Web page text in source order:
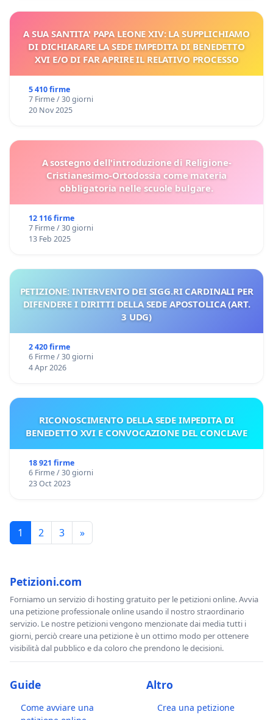
A SUA SANTITA' PAPA LEONE XIV: LA SUPPLICHIAMO
DI DICHIARARE LA SEDE IMPEDITA DI BENEDETTO
XVI E/O DI FAR APRIRE IL RELATIVO PROCESSO
5 410 firme
7 Firme / 30 giorni
20 Nov 2025
A sostegno dell'introduzione di Religione-
Cristianesimo-Ortodossia come materia
obbligatoria nelle scuole bulgare.
12 116 firme
7 Firme / 30 giorni
13 Feb 2025
PETIZIONE: INTERVENTO DEI SIGG.RI CARDINALI PER
DIFENDERE I DIRITTI DELLA SEDE APOSTOLICA (ART.
3 UDG)
2 420 firme
6 Firme / 30 giorni
4 Apr 2026
RICONOSCIMENTO DELLA SEDE IMPEDITA DI
BENEDETTO XVI E CONVOCAZIONE DEL CONCLAVE
18 921 firme
6 Firme / 30 giorni
23 Oct 2023
1 2 3 »
Petizioni.com
Forniamo un servizio di hosting gratuito per le petizioni online. Avvia
una petizione professionale online usando il nostro straordinario
servizio. Le nostre petizioni vengono menzionate dai media tutti i
giorni, perciò creare una petizione è un ottimo modo per ottenere
visibilità dal pubblico e da coloro che prendono le decisioni.
Guide
Come avviare una
Altro
Crea una petizione